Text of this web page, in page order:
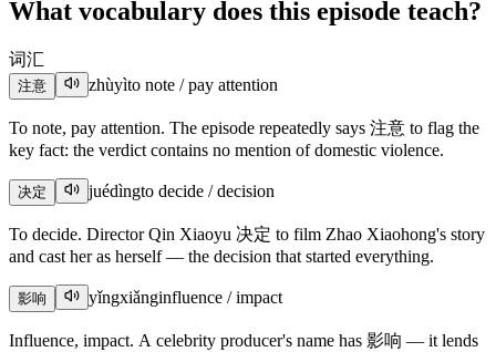
What vocabulary does this episode teach?
词汇
注意 zhùyìto note / pay attention
To note, pay attention. The episode repeatedly says 注意 to flag the
key fact: the verdict contains no mention of domestic violence.
决定 juédìngto decide / decision
To decide. Director Qin Xiaoyu 决定 to film Zhao Xiaohong's story
and cast her as herself — the decision that started everything.
影响 yǐngxiǎnginfluence / impact
Influence, impact. A celebrity producer's name has 影响 — it lends